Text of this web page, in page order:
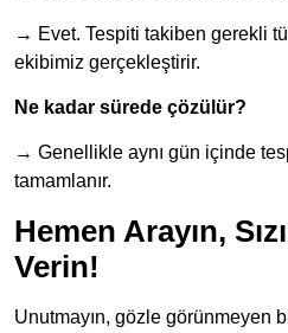
→ Evet. Tespiti takiben gerekli
ekibimiz gerçekleştirir.
Ne kadar sürede çözülür?
→ Genellikle aynı gün içinde
tamamlanır.
Hemen Arayın,
Verin!
Unutmayın, gözle görünmeyen